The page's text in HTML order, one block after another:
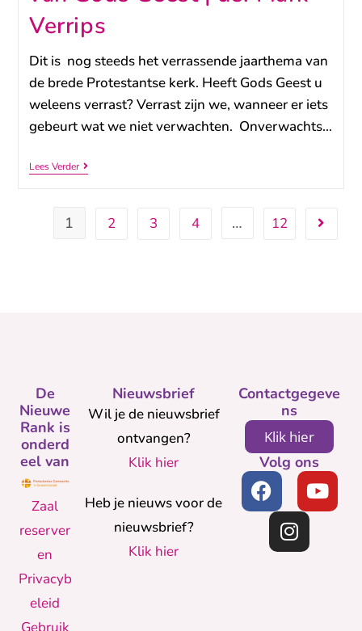
Verrips
Dit is nog steeds het verrassende jaarthema van
de brede Protestantse kerk. Heeft Gods Geest u
weleens verrast? Verrast zijn we, wanneer er iets
gebeurt wat we niet verwachten. Onverwachts…
Lees Verder
1 2 3 4 … 12
Nieuwsbrief
Wil je de nieuwsbrief
ontvangen?
Klik hier
Heb je nieuws voor de
nieuwsbrief?
Klik hier
De
Nieuwe
Rank is
onderd
eel van
Zaal
reserver
en
Privacyb
eleid
Gebruik
Contactgegeve
ns
Klik hier
Volg ons